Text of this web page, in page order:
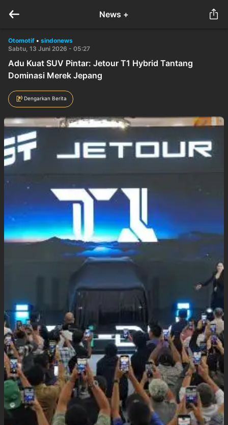
News +
Otomotif • sindonews
Sabtu, 13 Juni 2026 - 05:27
Adu Kuat SUV Pintar: Jetour T1 Hybrid Tantang
Dominasi Merek Jepang
Dengarkan Berita